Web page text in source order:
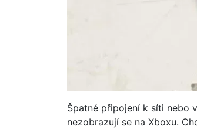
Špatné připojení k síti nebo
nezobrazují se na Xboxu.